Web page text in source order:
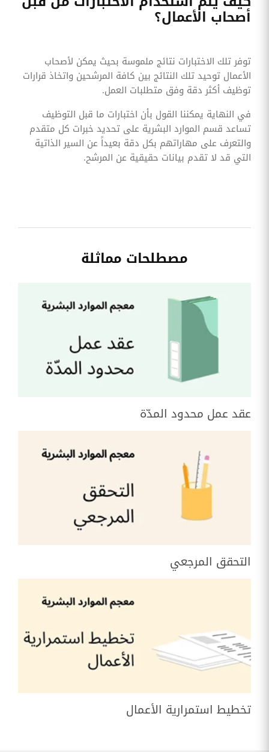
أصحاب الأعمال؟
توفر تلك الاختبارات نتائج ملموسة بحيث يمكن لأصحاب
الأعمال توحيد تلك النتائج بين كافة المرشحين واتخاذ قرارات
توظيف أكثر دقة وفق متطلبات العمل.
في النهاية يمكننا القول بأن اختبارات ما قبل التوظيف
تساعد قسم الموارد البشرية على تحديد خبرات كل متقدم
والتعرف على مهاراتهم بكل دقة بعيداً عن السير الذاتية
التي قد لا تقدم بيانات حقيقية عن المرشح.
مصطلحات مماثلة
عقد عمل محدود المدّة
التحقق المرجعي
تخطيط استمرارية الأعمال